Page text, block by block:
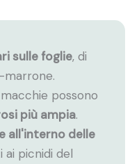
sulle foglie, di
possono
più ampia.
all'interno delle
ai picnidi del